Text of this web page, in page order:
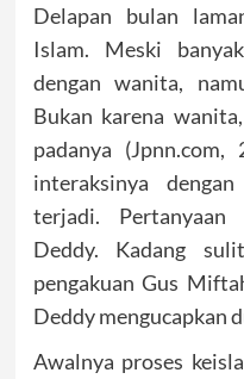
Delapan bulan
Islam. Meski
dengan wanita,
Bukan karena
padanya
interaksinya
terjadi.
Deddy. Kadang
pengakuan Gus
Deddy mengucapkan
Awalnya proses